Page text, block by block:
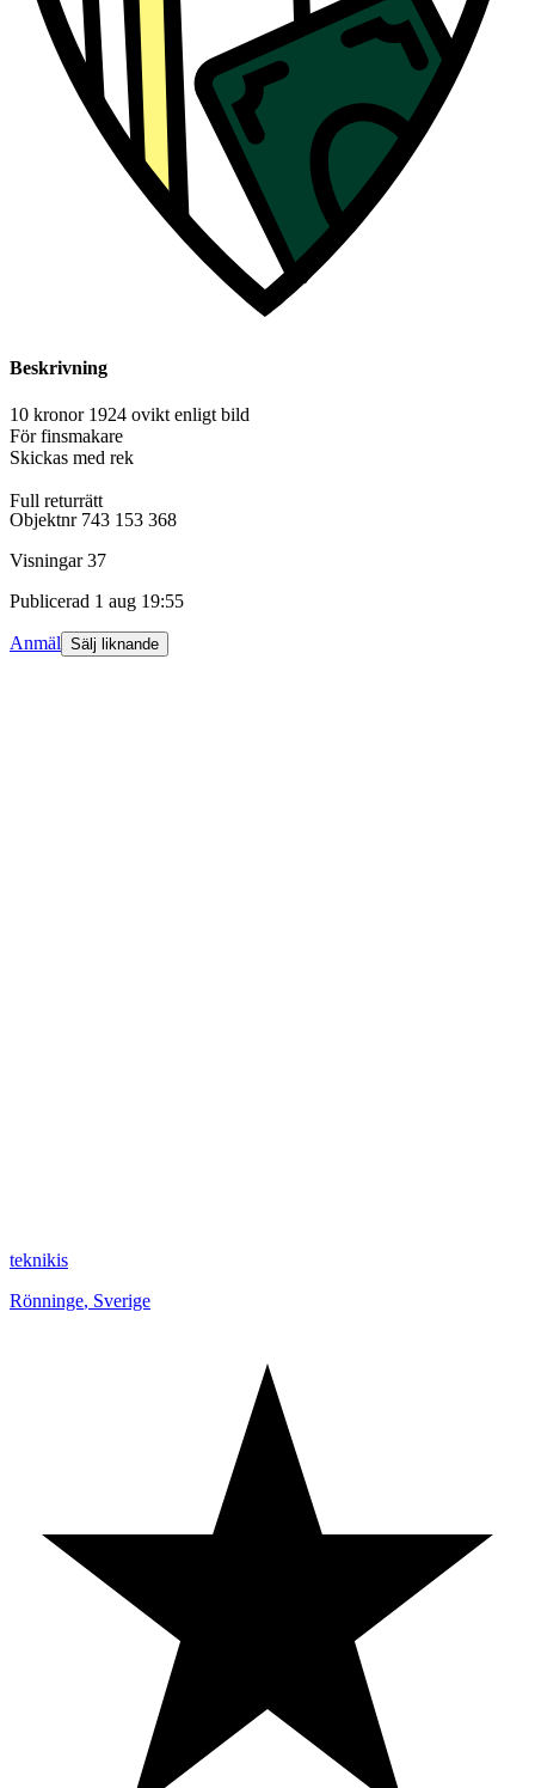
Beskrivning
10 kronor 1924 ovikt enligt bild
För finsmakare
Skickas med rek
Full returrätt
Objektnr 743 153 368
Visningar 37
Publicerad 1 aug 19:55
Anmäl Sälj liknande
teknikis
Rönninge, Sverige